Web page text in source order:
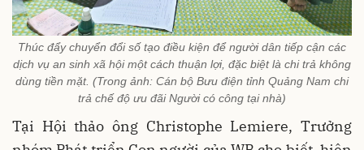
Thúc đẩy chuyển đổi số tạo điều kiện để người dân tiếp cận các
dịch vụ an sinh xã hội một cách thuận lợi, đặc biệt là chi trả không
dùng tiền mặt. (Trong ảnh: Cán bộ Bưu điện tỉnh Quảng Nam chi
trả chế độ ưu đãi Người có công tại nhà)
Tại Hội thảo ông Christophe Lemiere, Trưởng